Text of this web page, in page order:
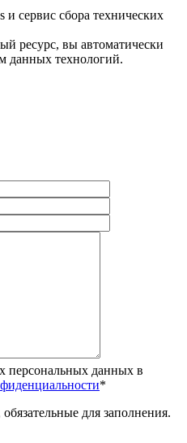
сервис сбора технических
ресурс, вы автоматически
данных технологий.
персональных данных в
*
для заполнения.